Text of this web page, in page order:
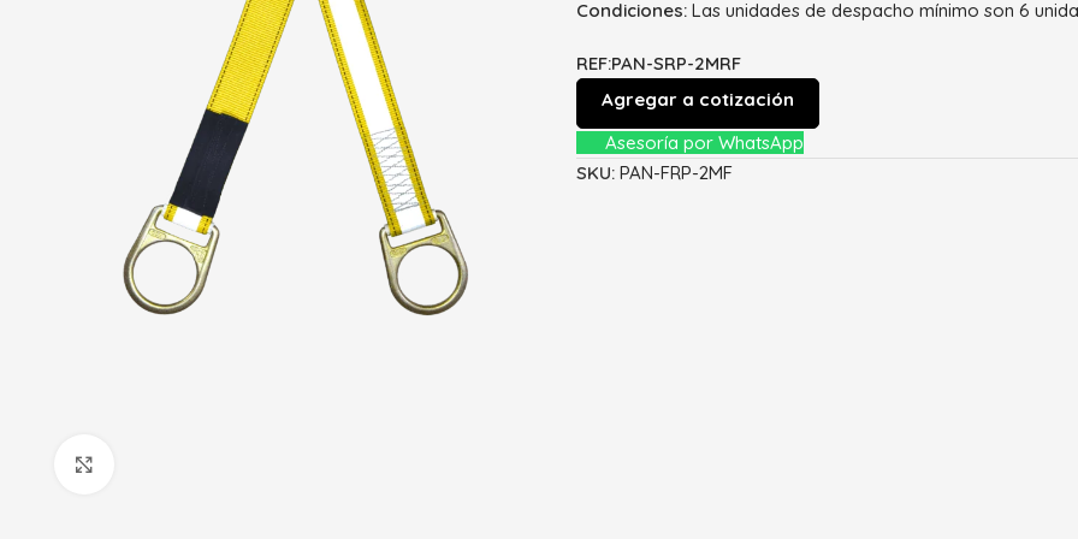
Condiciones: Las unidades de despacho mínimo son 6
REF:PAN-SRP-2MRF
Agregar a cotización
Asesoría por WhatsApp
SKU:PAN-FRP-2MF